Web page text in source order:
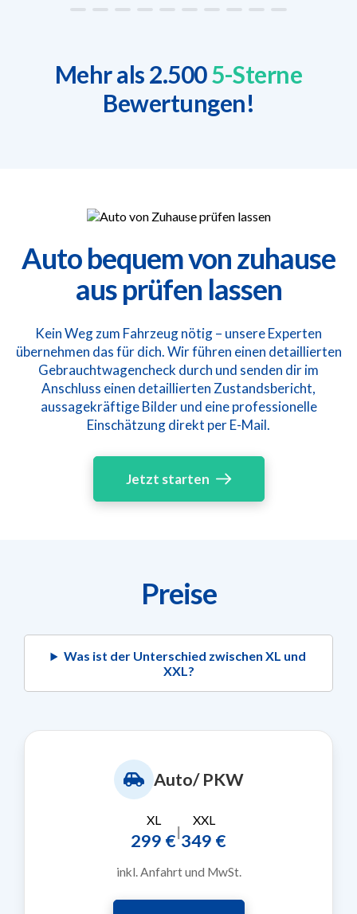
Mehr als 2.5005-Sterne
Bewertungen!
Auto bequem von zuhause
aus prüfen lassen
Kein Weg zum Fahrzeug nötig – unsere Experten
übernehmen das für dich. Wir führen einen detaillierten
Gebrauchtwagencheck durch und senden dir im
Anschluss einen detaillierten Zustandsbericht,
aussagekräftige Bilder und eine professionelle
Einschätzung direkt per E-Mail.
Jetzt starten
Preise
Was ist der Unterschied zwischen XL und
XXL?
Auto/ PKW
XL
299 €|
XXL
349 €
inkl. Anfahrt und MwSt.